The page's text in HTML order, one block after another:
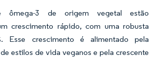
ômega-3 de origem vegetal estão
crescimento rápido, com uma robusta
Esse crescimento é alimentado pela
estilos de vida veganos e pela crescente